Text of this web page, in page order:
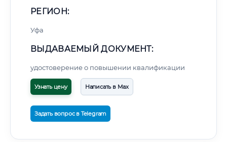
РЕГИОН:
Уфа
ВЫДАВАЕМЫЙ ДОКУМЕНТ:
удостоверение о повышении квалификации
Узнать цену Написать в Max
Задать вопрос в Telegram